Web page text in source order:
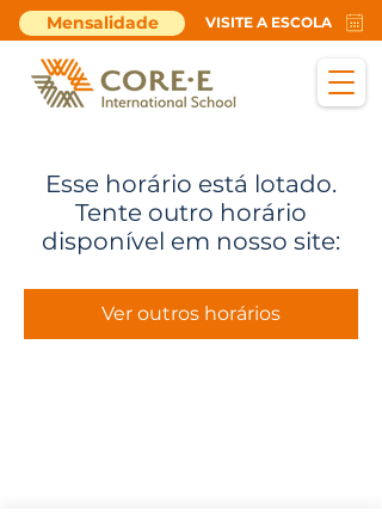
Mensalidade VISITE A ESCOLA
Esse horário está lotado.
Tente outro horário
disponível em nosso site:
Ver outros horários